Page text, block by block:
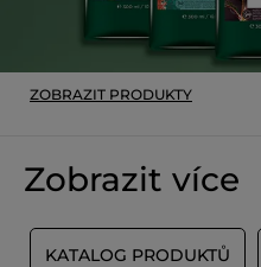
ZOBRAZIT PRODUKTY
Zobrazit více
KATALOG PRODUKTŮ